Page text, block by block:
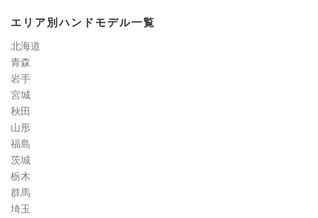
定
コ
ラ
ム
エリア別ハンドモデル一覧
北海道
青森
岩手
宮城
秋田
山形
福島
茨城
栃木
群馬
埼玉